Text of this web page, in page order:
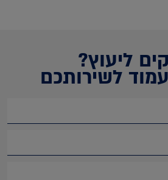
ליעוץ?
לשירותכם